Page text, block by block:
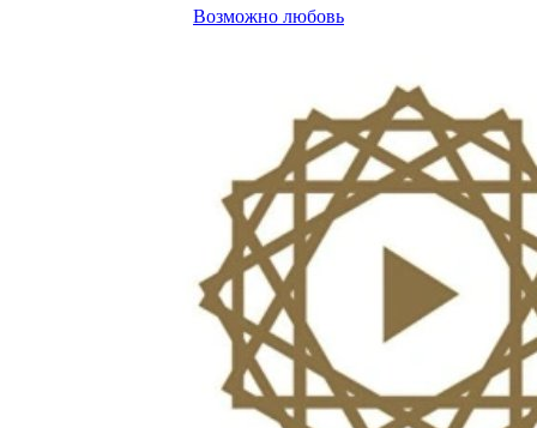
Возможно любовь